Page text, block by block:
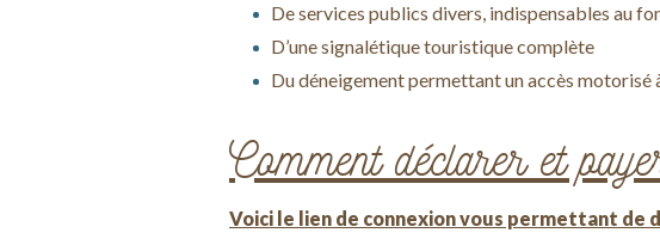
De services publics divers, indispensables au
D’une signalétique touristique complète
Du déneigement permettant un accès motorisé
Comment déclarer et
Voici le lien de connexion vous permettant